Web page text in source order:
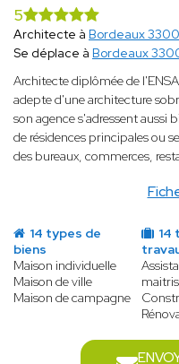
5
Architecte à Bordeaux
Se déplace à Bordeaux
Architecte diplômée de
adepte d'une architecture
son agence s'adressent aussi
de résidences principales ou
des bureaux, commerces,
14 types de
biens
Maison individuelle
Maison de ville
Maison de campagne
14